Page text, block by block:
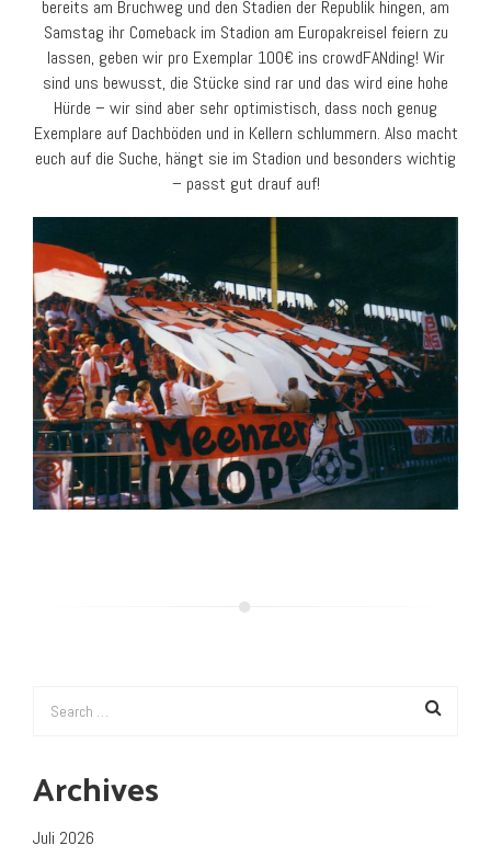
bereits am Bruchweg und den Stadien der Republik hingen, am
Samstag ihr Comeback im Stadion am Europakreisel feiern zu
lassen, geben wir pro Exemplar 100€ ins crowdFANding! Wir
sind uns bewusst, die Stücke sind rar und das wird eine hohe
Hürde – wir sind aber sehr optimistisch, dass noch genug
Exemplare auf Dachböden und in Kellern schlummern. Also macht
euch auf die Suche, hängt sie im Stadion und besonders wichtig
– passt gut drauf auf!
Archives
Juli 2026